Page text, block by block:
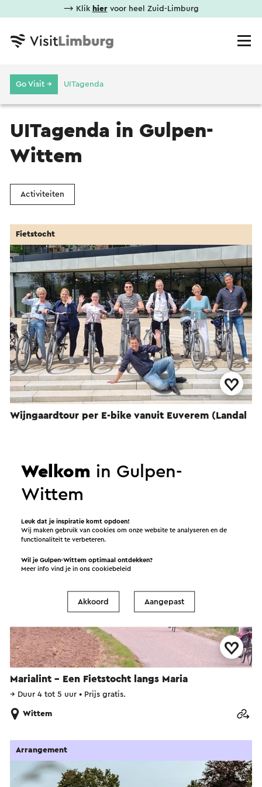
⟶ Klik hiervoor heel Zuid-Limburg
Go Visit → UITagenda
UITagenda in Gulpen-
Wittem
Activiteiten
Wijngaardtour per E-bike vanuit Euverem (Landal
Fietstocht
Marialint - Een Fietstocht langs Maria
Activiteit
→ Duur 4 tot 5 uur • Prijs gratis.
Wittem
Arrangement
Welkom in Gulpen-
Wittem
Leuk dat je inspiratie komt opdoen!
Wij maken gebruik van cookies om onze website te analyseren en de
functionaliteit te verbeteren.
Wil je Gulpen-Wittem optimaal ontdekken?
Meer info vind je in onscookiebeleid
Akkoord Aangepast